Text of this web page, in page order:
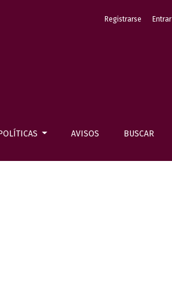
AVISOS BUSCAR
Registrarse Entrar